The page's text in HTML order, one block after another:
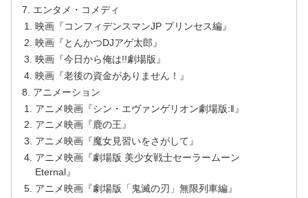
エンタメ・コメディ
映画『コンフィデンスマンJP プリンセス編』
映画『とんかつDJアゲ太郎』
映画『今日から俺は!!劇場版』
映画『老後の資金がありません！』
アニメーション
アニメ映画『シン・エヴァンゲリオン劇場版:‖』
アニメ映画『鹿の王』
アニメ映画『魔女見習いをさがして』
アニメ映画『劇場版 美少女戦士セーラームーン
Eternal』
アニメ映画『劇場版「鬼滅の刃」無限列車編』